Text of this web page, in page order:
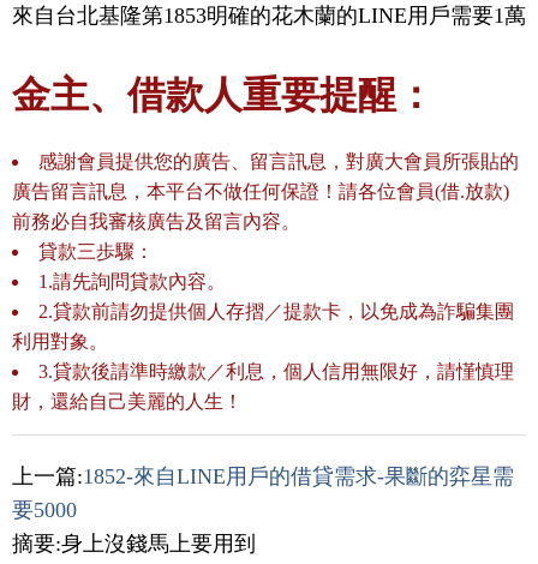
來自台北基隆第1853明確的花木蘭的LINE用戶需要1萬
金主、借款人重要提醒：
感謝會員提供您的廣告、留言訊息，對廣大會員所張貼的
廣告留言訊息，本平台不做任何保證！請各位會員(借.放款)
前務必自我審核廣告及留言內容。
貸款三歩驟：
1.請先詢問貸款內容。
2.貸款前請勿提供個人存摺／提款卡，以免成為詐騙集團
利用對象。
3.貸款後請準時繳款／利息，個人信用無限好，請慬慎理
財，還給自己美麗的人生！
上一篇:1852-來自LINE用戶的借貸需求-果斷的弈星需
要5000
摘要:身上沒錢馬上要用到